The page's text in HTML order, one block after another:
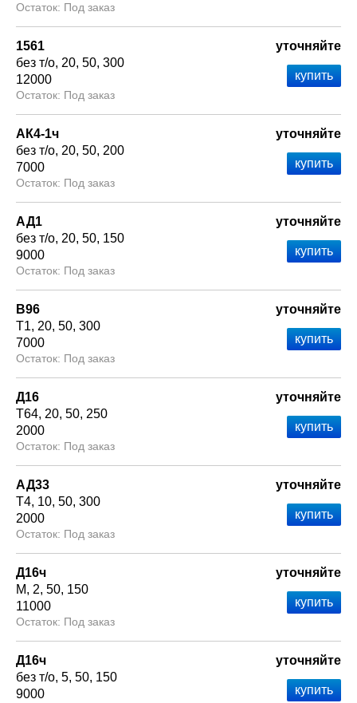
Под заказ
1561
без т/о 20 50 300
12000
Под заказ
уточняйте
АК4-1ч
без т/о 20 50 200
7000
Под заказ
уточняйте
АД1
без т/о 20 50 150
9000
Под заказ
уточняйте
В96
Т1 20 50 300
7000
Под заказ
уточняйте
Д16
Т64 20 50 250
2000
Под заказ
уточняйте
АД33
Т4 10 50 300
2000
Под заказ
уточняйте
Д16ч
М
2 50 150
11000
Под заказ
уточняйте
Д16ч
без т/о 5 50 150
9000
уточняйте